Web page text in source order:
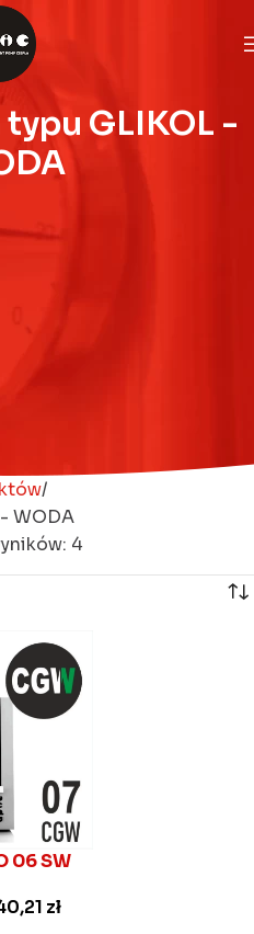
typu GLIKOL -
WODA
4
06 SW
zł